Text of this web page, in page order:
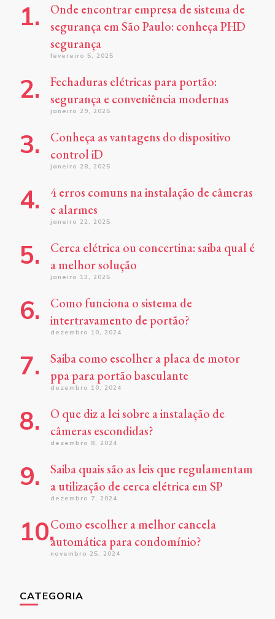
Onde encontrar empresa de sistema de
segurança em São Paulo: conheça PHD
segurança
fevereiro 5, 2025
Fechaduras elétricas para portão:
segurança e conveniência modernas
janeiro 29, 2025
Conheça as vantagens do dispositivo
control iD
janeiro 28, 2025
4 erros comuns na instalação de câmeras
e alarmes
janeiro 22, 2025
Cerca elétrica ou concertina: saiba qual é
a melhor solução
janeiro 13, 2025
Como funciona o sistema de
intertravamento de portão?
dezembro 10, 2024
Saiba como escolher a placa de motor
ppa para portão basculante
dezembro 10, 2024
O que diz a lei sobre a instalação de
câmeras escondidas?
dezembro 8, 2024
Saiba quais são as leis que regulamentam
a utilização de cerca elétrica em SP
dezembro 7, 2024
Como escolher a melhor cancela
automática para condomínio?
novembro 25, 2024
CATEGORIA